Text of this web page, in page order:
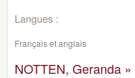
Langues :
Français et anglais
NOTTEN, Geranda »